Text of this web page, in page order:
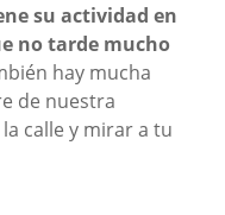
su actividad en
no tarde mucho
hay mucha
de nuestra
calle y mirar a tu